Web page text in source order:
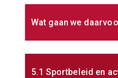
Wat gaan we
5.1 Sportbeleid en